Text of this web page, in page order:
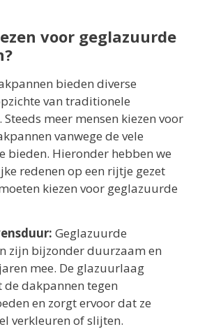
voor geglazuurde
bieden diverse
van traditionele
. Steeds meer mensen kiezen voor
vanwege de vele
bieden. Hieronder hebben we
redenen op een rijtje gezet
kiezen voor geglazuurde
Geglazuurde
zijn bijzonder duurzaam en
mee. De glazuurlaag
de dakpannen tegen
en zorgt ervoor dat ze
verkleuren of slijten.